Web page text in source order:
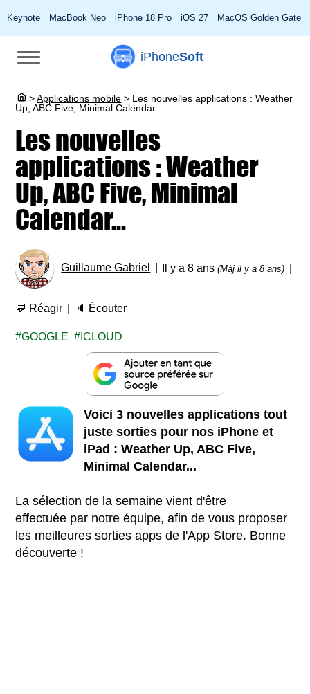
Keynote MacBook Neo iPhone 18 Pro iOS 27 MacOS Golden Gate
iPhoneSoft
> Applications mobile > Les nouvelles applications : Weather
Up, ABC Five, Minimal Calendar...
Les nouvelles
applications : Weather
Up, ABC Five, Minimal
Calendar...
Guillaume Gabriel Il y a 8 ans(Màj il y a 8 ans)
💬 Réagir 🔈 Écouter
GOOGLE ICLOUD
Voici 3 nouvelles applications tout
juste sorties pour nos iPhone et
iPad :Weather Up, ABC Five,
Minimal Calendar...
La sélection de la semaine vient d'être
effectuée par notre équipe, afin de vous proposer
les meilleures sorties apps de l'App Store. Bonne
découverte !